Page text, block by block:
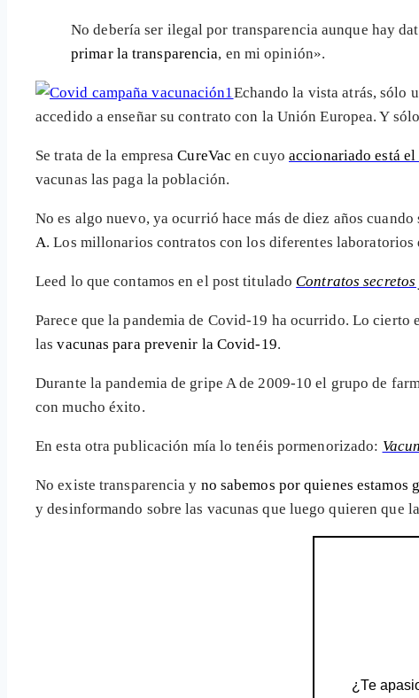
No debería ser ilegal por transparencia aunque hay
primar la transparencia, en mi opinión».
Echando la vista atrás, sólo
accedido a enseñar su contrato con la Unión Europea. Y
Se trata de la empresaCureVac en cuyo accionariado está el
vacunas las paga la población.
No es algo nuevo, ya ocurrió hace más de diez años
A. Los millonarios contratos con los diferentes
Leed lo que contamos en el post titulado Contratos
Parece que la pandemia de Covid-19 ha ocurrido. Lo
lasvacunas para prevenir la Covid-19.
Durante la pandemia de gripe A de 2009-10 el grupo de
con mucho éxito.
En esta otra publicación mía lo tenéis pormenorizado:
No existe transparencia y no sabemos por quienes estamos
y desinformando sobre las vacunas que luego quieren que
¿Te